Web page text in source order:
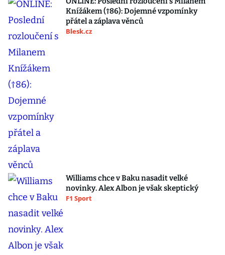
Knížákem (†86): Dojemné vzpomínky
přátel a záplava věnců
Blesk.cz
Williams chce v Baku nasadit velké
novinky. Alex Albon je však skeptický
F1 Sport